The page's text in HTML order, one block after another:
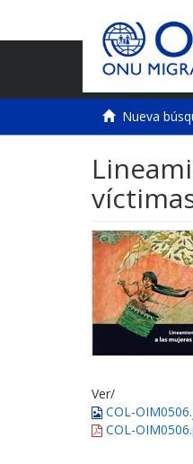
Nueva
Ver/
COL-
COL-